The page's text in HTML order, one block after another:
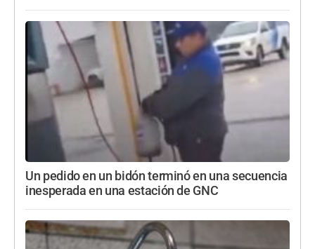
Un pedido en un bidón terminó en una secuencia
inesperada en una estación de GNC